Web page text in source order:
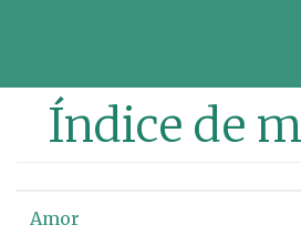
Índice de
Amor